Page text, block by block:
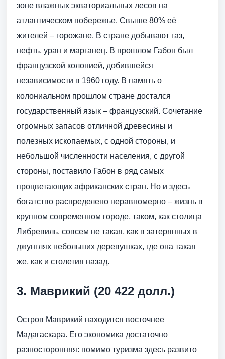
зоне влажных экваториальных лесов на
атлантическом побережье. Свыше 80% её
жителей – горожане. В стране добывают газ,
нефть, уран и марганец. В прошлом Габон был
французской колонией, добившейся
независимости в 1960 году. В память о
колониальном прошлом стране достался
государственный язык – французский. Сочетание
огромных запасов отличной древесины и
полезных ископаемых, с одной стороны, и
небольшой численности населения, с другой
стороны, поставило Габон в ряд самых
процветающих африканских стран. Но и здесь
богатство распределено неравномерно – жизнь в
крупном современном городе, таком, как столица
Либревиль, совсем не такая, как в затерянных в
джунглях небольших деревушках, где она такая
же, как и столетия назад.
3. Маврикий (20 422 долл.)
Остров Маврикий находится восточнее
Мадагаскара. Его экономика достаточно
разносторонняя: помимо туризма здесь развито